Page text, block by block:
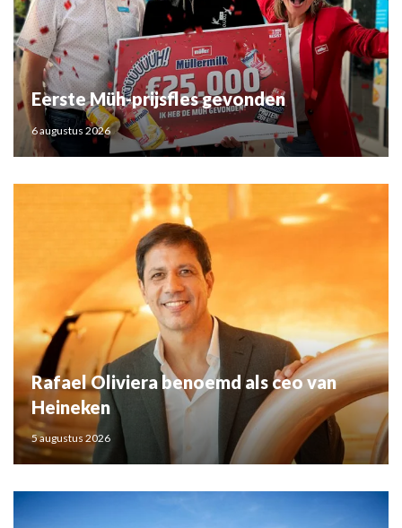
Eerste Müh-prijsfles gevonden
6 augustus 2026
Rafael Oliviera benoemd als ceo van
Heineken
5 augustus 2026